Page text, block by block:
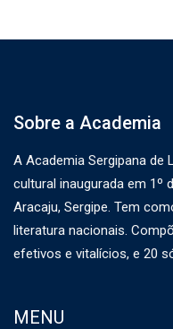
Sobre a Academia
A Academia Sergipana de
cultural inaugurada em 1º
Aracaju, Sergipe. Tem
literatura nacionais.
efetivos e vitalícios, e 20
MENU